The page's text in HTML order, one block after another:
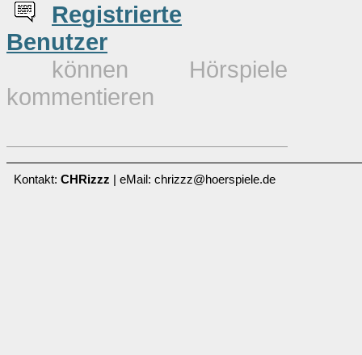
Registrierte
Benutzer
können Hörspiele
kommentieren
Kontakt: CHRizzz | eMail: chrizzz@hoerspiele.de